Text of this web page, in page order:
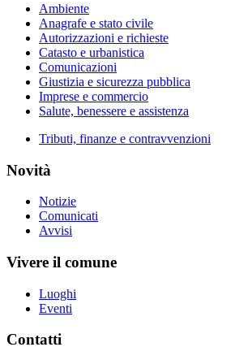
Ambiente
Anagrafe e stato civile
Autorizzazioni e richieste
Catasto e urbanistica
Comunicazioni
Giustizia e sicurezza pubblica
Imprese e commercio
Salute, benessere e assistenza
Tributi, finanze e contravvenzioni
Novità
Notizie
Comunicati
Avvisi
Vivere il comune
Luoghi
Eventi
Contatti